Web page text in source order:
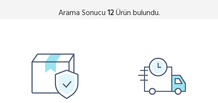
Arama Sonucu 12Ürün bulundu.